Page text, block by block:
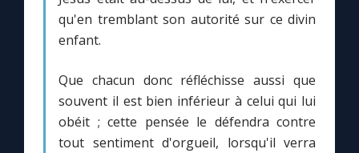
qu'en tremblant son autorité sur ce divin
enfant.
Que chacun donc réfléchisse aussi que
souvent il est bien inférieur à celui qui lui
obéit ; cette pensée le défendra contre
tout sentiment d'orgueil, lorsqu'il verra